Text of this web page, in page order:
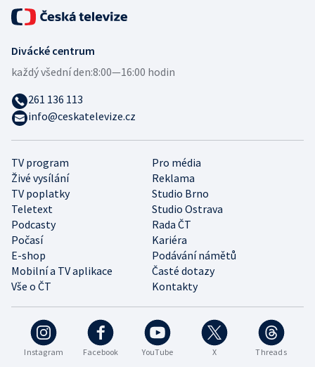
Instagram Facebook YouTube X Threads
TV program
Pro média
Živé vysílání
Reklama
TV poplatky
Studio Brno
Teletext
Studio Ostrava
Podcasty
Rada ČT
Počasí
Kariéra
E-shop
Podávání námětů
Mobilní a TV aplikace
Časté dotazy
Vše o ČT
Kontakty
Divácké centrum
každý všední den:8:00—16:00 hodin
261 136 113
info@ceskatelevize.cz